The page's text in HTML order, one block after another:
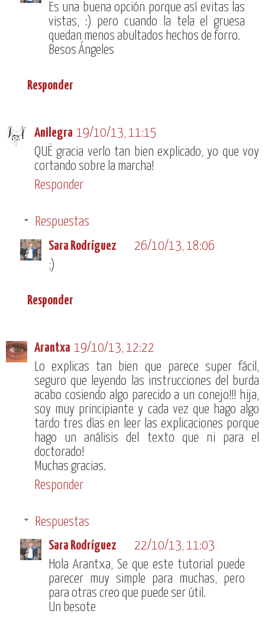
Es una buena opción porque así evitas las
vistas, :) pero cuando la tela el gruesa
quedan menos abultados hechos de forro.
Besos Ángeles
Responder
Anilegra 19/10/13, 11:15
QUË gracia verlo tan bien explicado, yo que voy
cortando sobre la marcha!
Responder
Respuestas
Sara Rodríguez
26/10/13, 18:06
;)
Responder
Arantxa 19/10/13, 12:22
Lo explicas tan bien que parece super fácil,
seguro que leyendo las instrucciones del burda
acabo cosiendo algo parecido a un conejo!!! hija,
soy muy principiante y cada vez que hago algo
tardo tres días en leer las explicaciones porque
hago un análisis del texto que ni para el
doctorado!
Muchas gracias.
Responder
Respuestas
Sara Rodríguez
22/10/13, 11:03
Hola Arantxa, Se que este tutorial puede
parecer muy simple para muchas, pero
para otras creo que puede ser útil.
Un besote